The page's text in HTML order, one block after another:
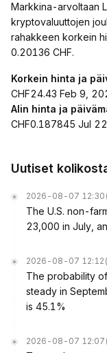
Markkina-arvoltaan
kryptovaluuttojen
rahakkeen korkein
0.20136 CHF.
Korkein hinta ja
CHF24.43 Feb 9,
Alin hinta ja
CHF0.187845 Jul
Uutiset
2026-08-07 12:30
The U.S. non-
23,000 in July,
2026-08-07 12:12
The probability
steady in
is 45.1%
2026-08-07 12:07